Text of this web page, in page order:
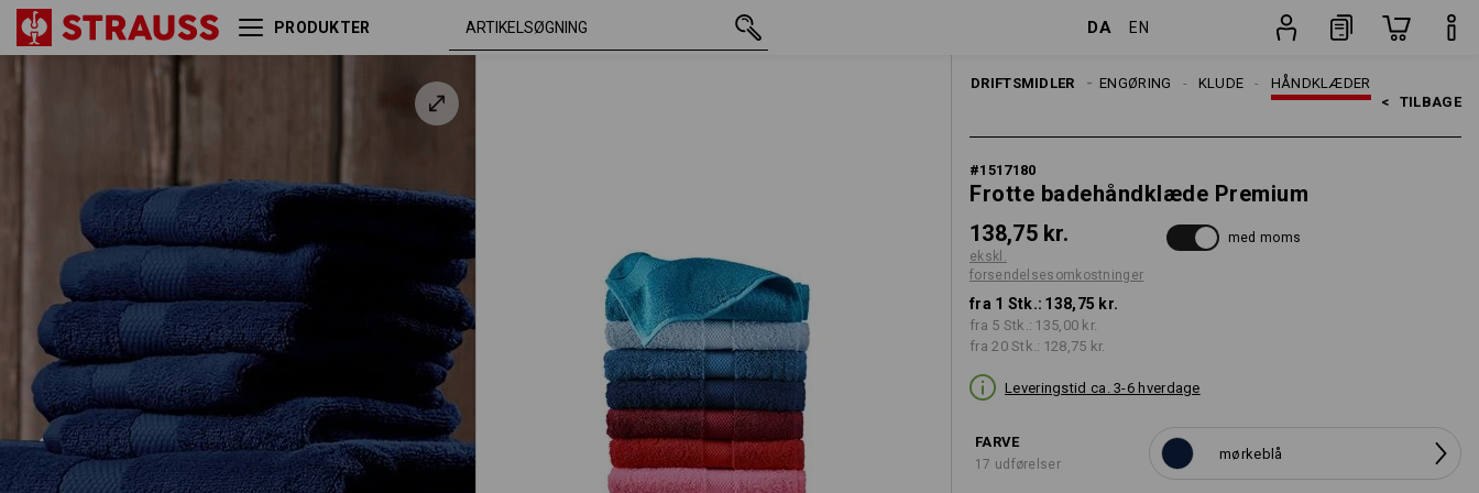
PRODUKTER DA EN
DRIFTSMIDLER HÅNDKLÆDER
KLUDE
RENGØRING
< TILBAGE
#1517180
Frotte badehåndklæde Premium
138,75 kr.
ekskl.
forsendelsesomkostninger
med moms
fra 1 Stk.: 138,75 kr.
fra 5 Stk.: 135,00 kr.
fra 20 Stk.: 128,75 kr.
Leveringstid ca. 3-6 hverdage
FARVE
17 udførelser
mørkeblå
Frotte badehåndklæde
Premium
mørkeblå 138,75 kr.